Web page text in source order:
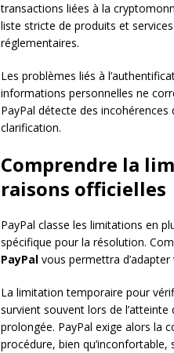
transactions liées à la
liste stricte de produits et
réglementaires.
Les problèmes liés à
informations personnelles ne
PayPal détecte des
clarification.
Comprendre la
raisons officielles
PayPal classe les limitations en
spécifique pour la résolution.
PayPal vous permettra
La limitation temporaire pour
survient souvent lors de
prolongée. PayPal exige alors la
procédure, bien